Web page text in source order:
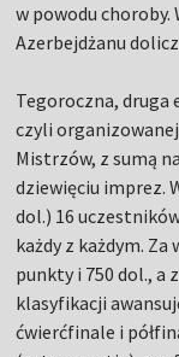
w powodu
Azerbejdżanu
Tegoroczna, druga
czyli
Mistrzów, z sumą
dziewięciu imprez.
dol.) 16
każdy z każdym.
punkty i 750 dol., a
klasyfikacji
ćwierćfinale i